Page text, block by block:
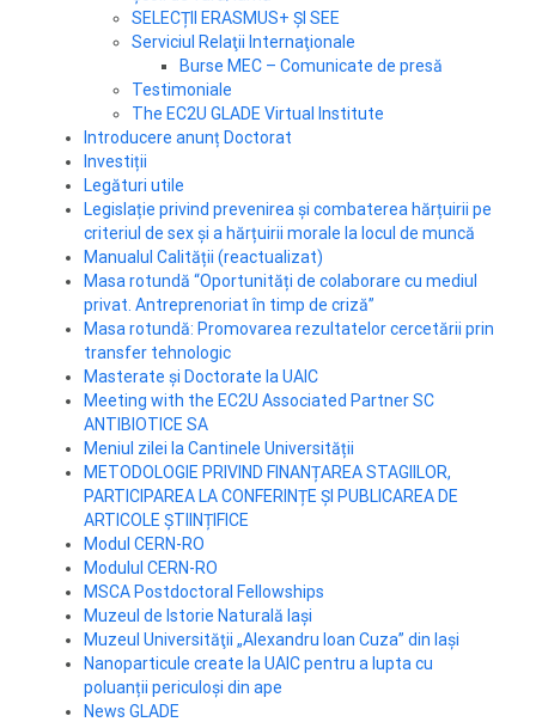
SELECȚII ERASMUS+ ȘI SEE
Serviciul Relaţii Internaţionale
Burse MEC – Comunicate de presă
Testimoniale
The EC2U GLADE Virtual Institute
Introducere anunț Doctorat
Investiții
Legături utile
Legislație privind prevenirea și combaterea hărțuirii pe
criteriul de sex și a hărțuirii morale la locul de muncă
Manualul Calității (reactualizat)
Masa rotundă “Oportunități de colaborare cu mediul
privat. Antreprenoriat în timp de criză”
Masa rotundă: Promovarea rezultatelor cercetării prin
transfer tehnologic
Masterate și Doctorate la UAIC
Meeting with the EC2U Associated Partner SC
ANTIBIOTICE SA
Meniul zilei la Cantinele Universității
METODOLOGIE PRIVIND FINANȚAREA STAGIILOR,
PARTICIPAREA LA CONFERINȚE ȘI PUBLICAREA DE
ARTICOLE ȘTIINȚIFICE
Modul CERN-RO
Modulul CERN-RO
MSCA Postdoctoral Fellowships
Muzeul de Istorie Naturală Iaşi
Muzeul Universităţii „Alexandru Ioan Cuza” din Iași
Nanoparticule create la UAIC pentru a lupta cu
poluanții periculoși din ape
News GLADE